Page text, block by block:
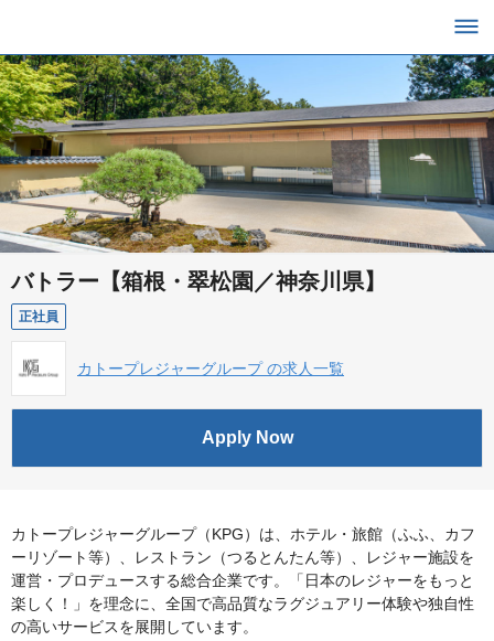
バトラー【箱根・翠松園／神奈川県】
正社員
カトープレジャーグループ の求人一覧
Apply Now
カトープレジャーグループ（KPG）は、ホテル・旅館（ふふ、カフ
ーリゾート等）、レストラン（つるとんたん等）、レジャー施設を
運営・プロデュースする総合企業です。「日本のレジャーをもっと
楽しく！」を理念に、全国で高品質なラグジュアリー体験や独自性
の高いサービスを展開しています。